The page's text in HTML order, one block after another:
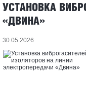
УСТАНОВКА
«ДВИНА»
30.05.2026